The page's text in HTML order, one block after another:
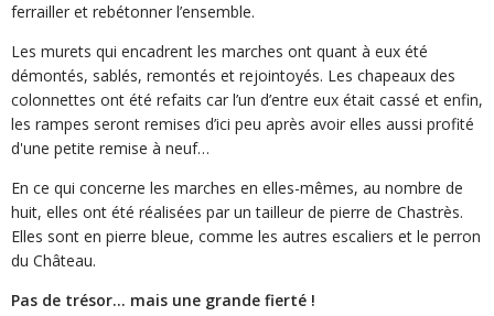
ferrailler et rebétonner l’ensemble.
Les murets qui encadrent les marches ont quant à eux été
démontés, sablés, remontés et rejointoyés. Les chapeaux des
colonnettes ont été refaits car l’un d’entre eux était cassé et enfin,
les rampes seront remises d’ici peu après avoir elles aussi profité
d'une petite remise à neuf…
En ce qui concerne les marches en elles-mêmes, au nombre de
huit, elles ont été réalisées par un tailleur de pierre de Chastrès.
Elles sont en pierre bleue, comme les autres escaliers et le perron
du Château.
Pas de trésor... mais une grande fierté !